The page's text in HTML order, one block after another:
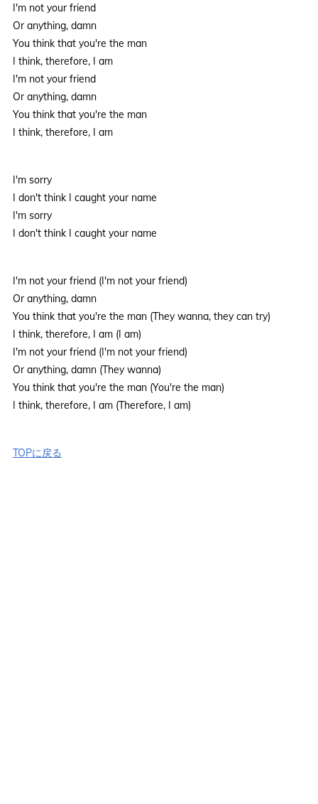
I'm not your friend
Or anything, damn
You think that you're the man
I think, therefore, I am
I'm not your friend
Or anything, damn
You think that you're the man
I think, therefore, I am
I'm sorry
I don't think I caught your name
I'm sorry
I don't think I caught your name
I'm not your friend (I'm not your friend)
Or anything, damn
You think that you're the man (They wanna, they can try)
I think, therefore, I am (I am)
I'm not your friend (I'm not your friend)
Or anything, damn (They wanna)
You think that you're the man (You're the man)
I think, therefore, I am (Therefore, I am)
TOPに戻る